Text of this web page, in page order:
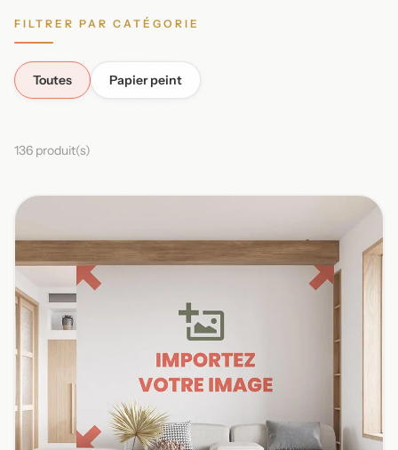
FILTRER PAR CATÉGORIE
Toutes Papier peint
136 produit(s)